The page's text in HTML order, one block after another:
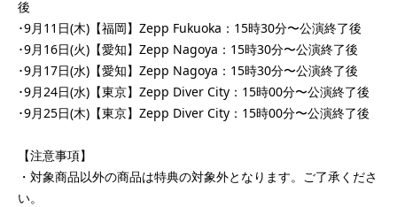
後
･9月11日(木)【福岡】Zepp Fukuoka：15時30分〜公演終了後
･9月16日(火)【愛知】Zepp Nagoya：15時30分〜公演終了後
･9月17日(水)【愛知】Zepp Nagoya：15時30分〜公演終了後
･9月24日(水)【東京】Zepp Diver City：15時00分〜公演終了後
･9月25日(木)【東京】Zepp Diver City：15時00分〜公演終了後
【注意事項】
・対象商品以外の商品は特典の対象外となります。ご了承くださ
い。